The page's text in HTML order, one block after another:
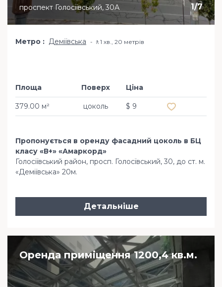
1/7
проспект Голосіївський, 30А
Метро Деміївська 🚶1 хв​., 20 метрів
Площа
379.00 м²
Поверх
цоколь
Ціна
$ 9
Пропонується в оренду фасадний цоколь в БЦ
класу «В+» «Амаркорд»
Голосіївський район, просп. Голосївський, 30, до ст. м.
«Деміївська» 20м.
Детальніше
Оренда приміщення 1200,4 кв.м.